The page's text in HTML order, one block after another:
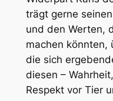
trägt gerne
und den Werten,
machen könnten,
die sich
diesen –
Respekt vor Tier